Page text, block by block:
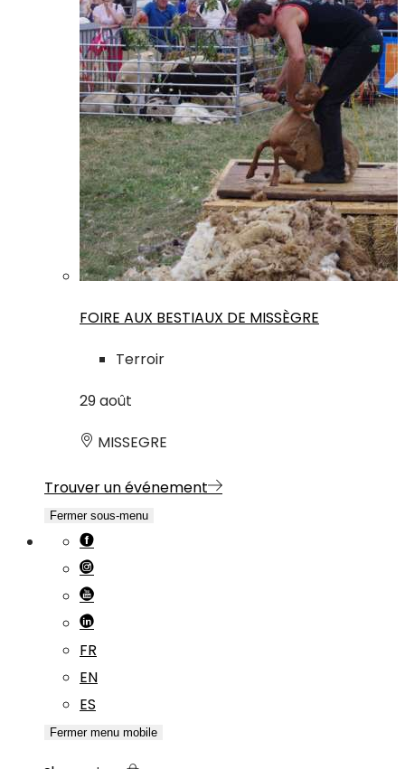
FOIRE AUX BESTIAUX DE MISSÈGRE
Terroir
29août
MISSEGRE
Trouver un événement
Fermer sous-menu
FR
EN
ES
Fermer menu mobile